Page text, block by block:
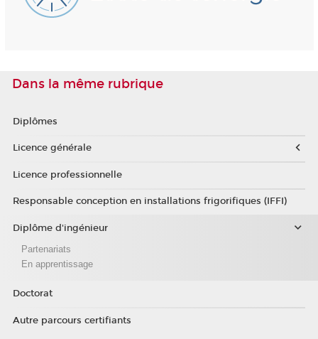
Dans la même rubrique
Diplômes
Licence générale
Licence professionnelle
Responsable conception en installations frigorifiques (IFFI)
Diplôme d'ingénieur
Partenariats
En apprentissage
Doctorat
Autre parcours certifiants